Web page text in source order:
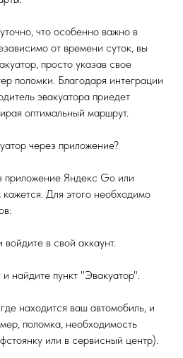
что особенно важно в
от времени суток, вы
просто указав свое
поломки. Благодаря интеграции
эвакуатора приедет
оптимальный маршрут.
через приложение?
приложение Яндекс Go или
Для этого необходимо
в свой аккаунт.
найдите пункт "Эвакуатор".
находится ваш автомобиль, и
поломка, необходимость
или в сервисный центр).